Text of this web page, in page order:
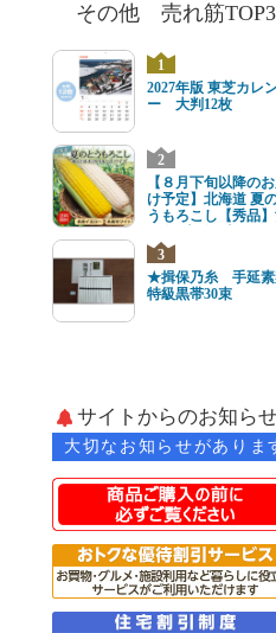
その他 売れ筋TOP3
1
2027年版 東芝カレ
ー 大判12枚
2
【８月下旬以降の
け予定】北海道 夏
うもろこし【秀品
ズ3
★揖保乃糸 手延素
特級黒帯30束
サイトからのお知ら
大切なお知らせがありま